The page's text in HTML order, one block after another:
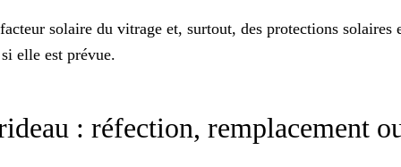
facteur solaire du vitrage et, surtout, des protections
elle est prévue.
: réfection, remplacement